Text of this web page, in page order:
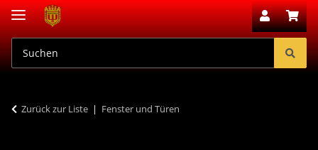
Zurück zur Liste Fenster und Türen